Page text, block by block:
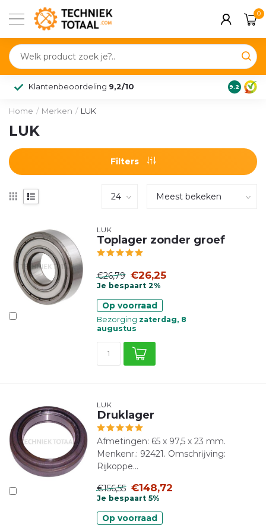
0
Klantenbeoordeling 9,2/10 9.2
Home / Merken / LUK
LUK
Filters
LUK
Toplager zonder groef
€26,79 €26,25
Je bespaart 2%
Op voorraad
Bezorging zaterdag, 8
augustus
LUK
Druklager
Afmetingen: 65 x 97,5 x 23 mm.
Menkenr.: 92421. Omschrĳving:
Rijkoppe...
€156,55 €148,72
Je bespaart 5%
Op voorraad